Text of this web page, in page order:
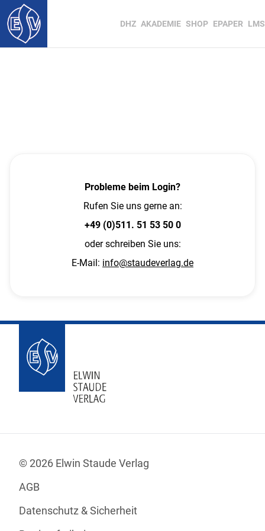
DHZ AKADEMIE SHOP EPAPER LMS
Probleme beim Login?
Rufen Sie uns gerne an:
+49 (0)511. 51 53 50 0
oder schreiben Sie uns:
E-Mail: info@staudeverlag.de
© 2026 Elwin Staude Verlag
AGB
Datenschutz & Sicherheit